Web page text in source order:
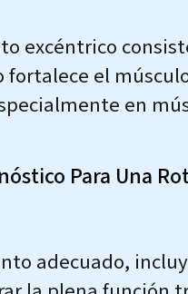
excéntrico
el
en
Para Una
adecuado,